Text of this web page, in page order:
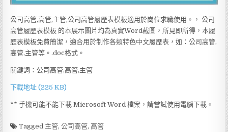
公司高管,高管,主管,公司高管履歷表模板適用於崗位求職使用。， 公司
高管履歷表模板 的本展示圖片均為真實Word截圖，所見即所得，本履
歷表模板免費簡潔，適合用於制作各類特色中文履歷表，如：公司高管,
高管,主管等。.doc格式。
關鍵詞：公司高管,高管,主管
下載地址 (225 KB)
** 手機可能不能下載 Microsoft Word 檔案，請嘗試使用電腦下載。
Tagged 主管,公司高管,高管